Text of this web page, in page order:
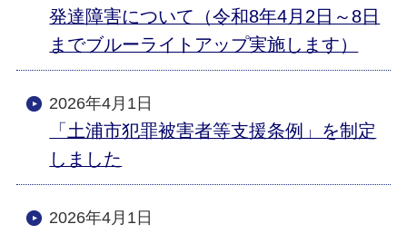
発達障害について（令和8年4月2日～8日
までブルーライトアップ実施します）
2026年4月1日
「土浦市犯罪被害者等支援条例」を制定
しました
2026年4月1日